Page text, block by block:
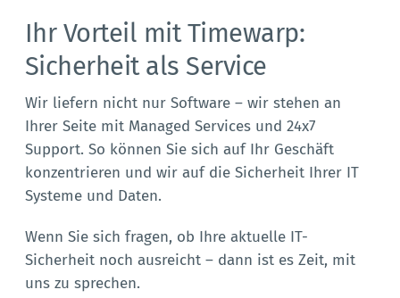
Ihr Vorteil mit Timewarp:
Sicherheit als Service
Wir liefern nicht nur Software – wir stehen an
Ihrer Seite mit Managed Services und 24x7
Support. So können Sie sich auf Ihr Geschäft
konzentrieren und wir auf die Sicherheit Ihrer IT
Systeme und Daten.
Wenn Sie sich fragen, ob Ihre aktuelle IT-
Sicherheit noch ausreicht – dann ist es Zeit, mit
uns zu sprechen.